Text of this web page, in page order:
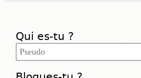
Qui es-tu ?